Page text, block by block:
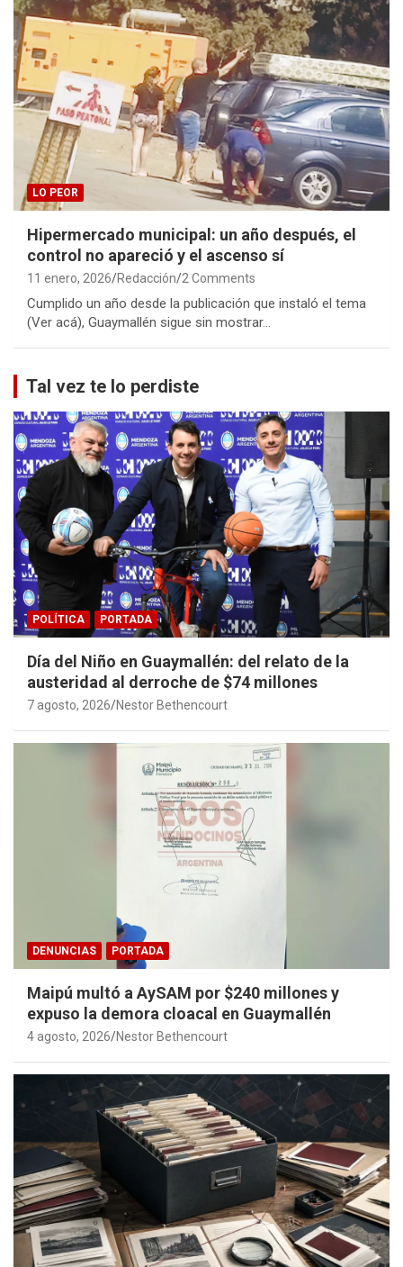
LO PEOR
Hipermercado municipal: un año después, el
control no apareció y el ascenso sí
11 enero, 2026 Redacción 2 Comments
Cumplido un año desde la publicación que instaló el tema
(Ver acá), Guaymallén sigue sin mostrar…
Tal vez te lo perdiste
POLÍTICA PORTADA
Día del Niño en Guaymallén: del relato de la
austeridad al derroche de $74 millones
7 agosto, 2026 Nestor Bethencourt
DENUNCIAS PORTADA
Maipú multó a AySAM por $240 millones y
expuso la demora cloacal en Guaymallén
4 agosto, 2026 Nestor Bethencourt